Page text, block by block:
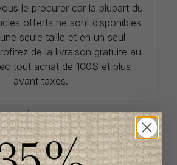
le procurer car la plupart du
offerts ne sont disponibles
seule taille et en un seul
de la livraison gratuite au
tout achat de 100$ et plus
avant taxes.
ACCÈS RAPIDE
par catégorie